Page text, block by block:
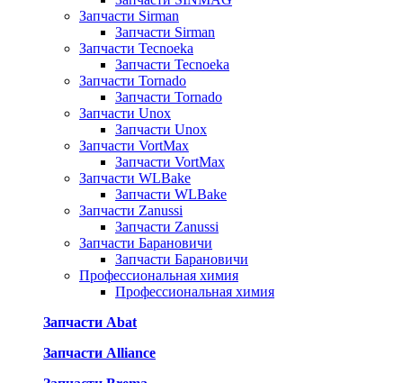
Запчасти Sirman
Запчасти Sirman
Запчасти Tecnoeka
Запчасти Tecnoeka
Запчасти Tornado
Запчасти Tornado
Запчасти Unox
Запчасти Unox
Запчасти VortMax
Запчасти VortMax
Запчасти WLBake
Запчасти WLBake
Запчасти Zanussi
Запчасти Zanussi
Запчасти Барановичи
Запчасти Барановичи
Профессиональная химия
Профессиональная химия
Запчасти Abat
Запчасти Alliance